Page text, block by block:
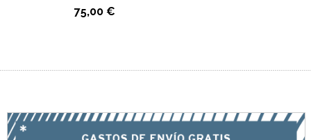
75,00 €